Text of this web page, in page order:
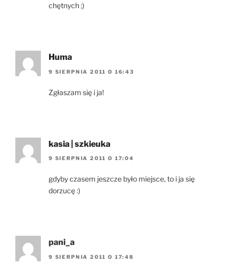
chętnych ;)
Huma
9 SIERPNIA 2011 O 16:43
Zgłaszam się i ja!
kasia | szkieuka
9 SIERPNIA 2011 O 17:04
gdyby czasem jeszcze było miejsce, to i ja się
dorzucę :)
pani_a
9 SIERPNIA 2011 O 17:48